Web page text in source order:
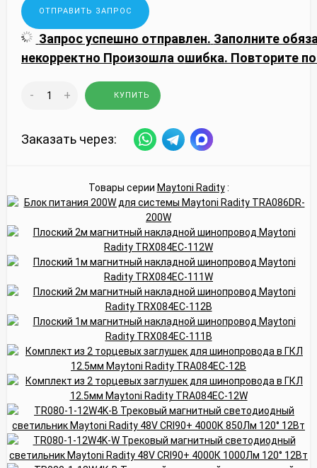
Запрос успешно отправлен. Заполните
некорректно Произошла ошибка. Повторите
- + КУПИТЬ
Заказать через:
Товары серии Maytoni Radity: